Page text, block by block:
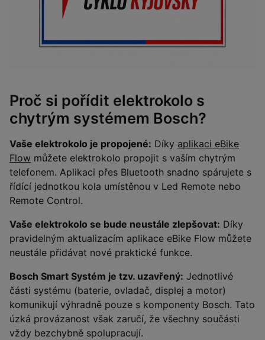
Proč si pořídit elektrokolo s
chytrým systémem Bosch?
Vaše elektrokolo je propojené: Díky aplikaci eBike
Flow můžete elektrokolo propojit s vaším chytrým
telefonem. Aplikaci přes Bluetooth snadno spárujete s
řídící jednotkou kola umístěnou v Led Remote nebo
Remote Control.
Vaše elektrokolo se bude neustále zlepšovat: Díky
pravidelným aktualizacím aplikace eBike Flow můžete
neustále přidávat nové praktické funkce.
Bosch Smart Systém je tzv. uzavřený: Jednotlivé
části systému (baterie, ovladač, displej a motor)
komunikují výhradně pouze s komponenty Bosch. Tato
úzká provázanost však zaručí, že všechny součásti
vždy bezchybně spolupracují.